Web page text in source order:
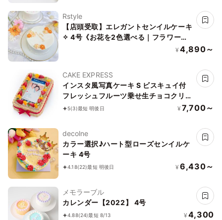
Rstyle
【店頭受取】エレガントセンイルケーキ
✧ 4号《お花を2色選べる｜フラワー｜
韓国｜誕生日｜お好きなメッセージ♪》
¥ 4,890～
CAKE EXPRESS
インスタ風写真ケーキ S ビスキュイ付
フレッシュフルーツ乗せ生チョコクリー
ムショートケーキ 21×14cm choco-
5(3)最短 明後日 ¥ 7,700～
decolne
カラー選択♪ハート型ローズセンイルケ
ーキ 4号
4.18(22)最短 明後日 ¥ 6,430～
メモラーブル
カレンダー【2022】 4号
4.88(24)最短 8/13 ¥ 4,300